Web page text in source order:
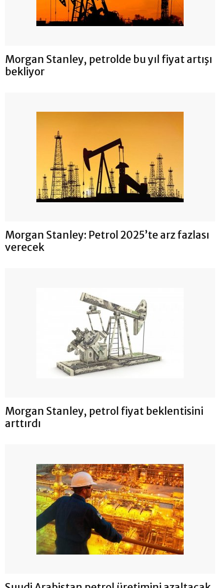
Morgan Stanley, petrolde bu yıl fiyat artışı
bekliyor
Morgan Stanley: Petrol 2025’te arz fazlası
verecek
Morgan Stanley, petrol fiyat beklentisini
arttırdı